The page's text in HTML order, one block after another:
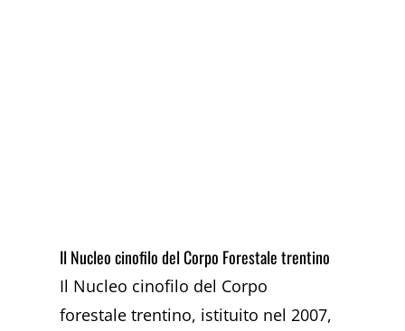
Il Nucleo cinofilo del Corpo Forestale trentino
Il Nucleo cinofilo del Corpo
forestale trentino, istituito nel 2007,